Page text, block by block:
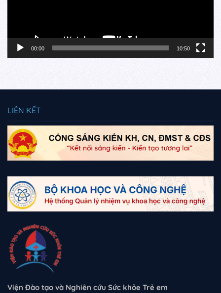
00:00 10:50
LIÊN KẾT
Viện Đào tạo và Nghiên cứu Sức khỏe Trẻ em